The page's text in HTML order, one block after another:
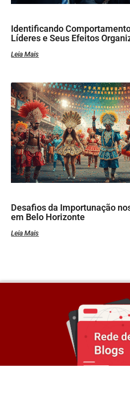
Identificando
Líderes e Seus Efeitos
Leia Mais
Desafios da Importunação
em Belo Horizonte
Leia Mais